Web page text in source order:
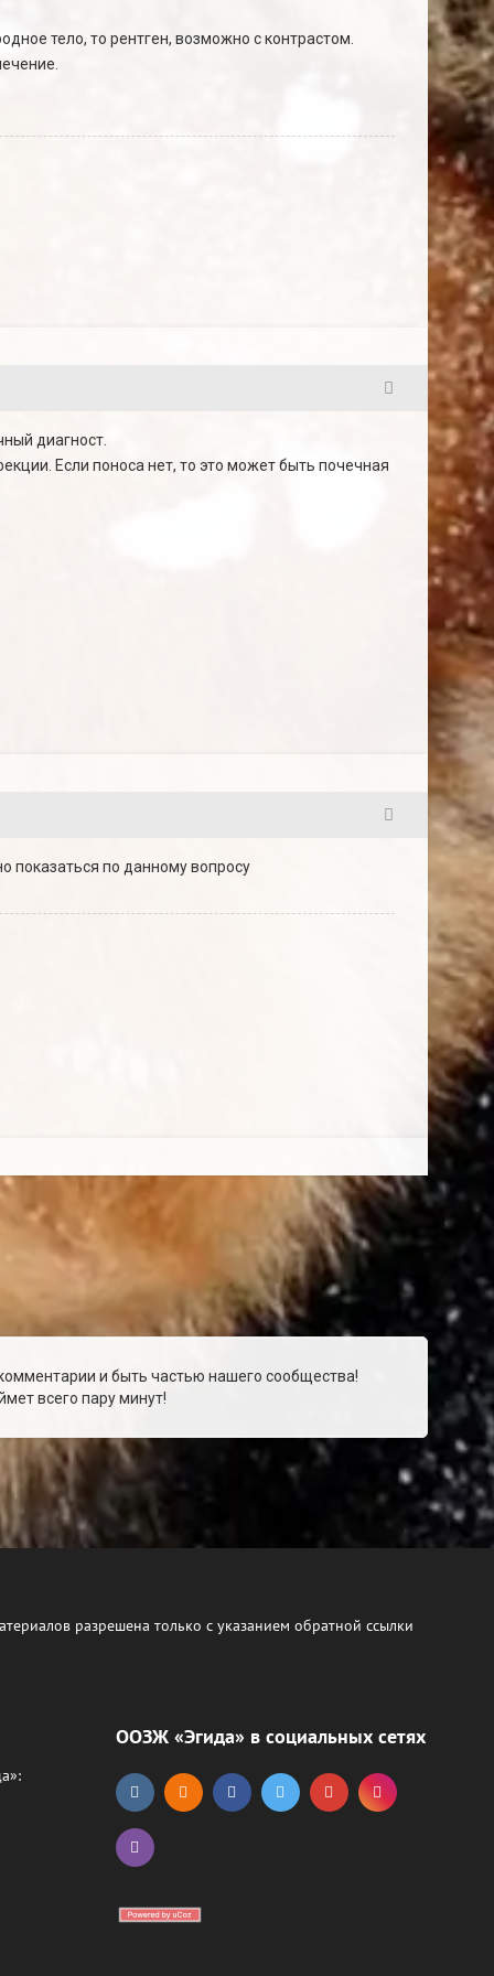
тело, то рентген, возможно с контрастом.
диагност.
Если поноса нет, то это может быть почечная
показаться по данному вопросу
и быть частью нашего сообщества!
всего пару минут!
разрешена только с указанием обратной ссылки
ООЗЖ «Эгида» в социальных сетях